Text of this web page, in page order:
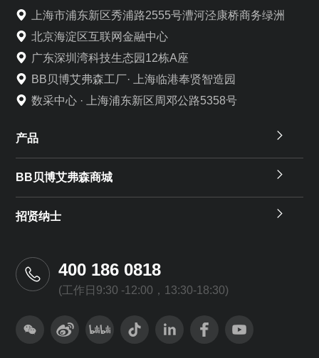
上海市浦东新区秀浦路2555号漕河泾康桥商务绿洲
北京海淀区互联网金融中心
广东深圳湾科技生态园12栋A座
BB贝博艾弗森工厂· 上海临港奉贤智造园
数采中心 · 上海浦东新区周邓公路5358号
产品
BB贝博艾弗森商城
招贤纳士
400 186 0818
(工作日9:30 -12:00，13:30-18:30)